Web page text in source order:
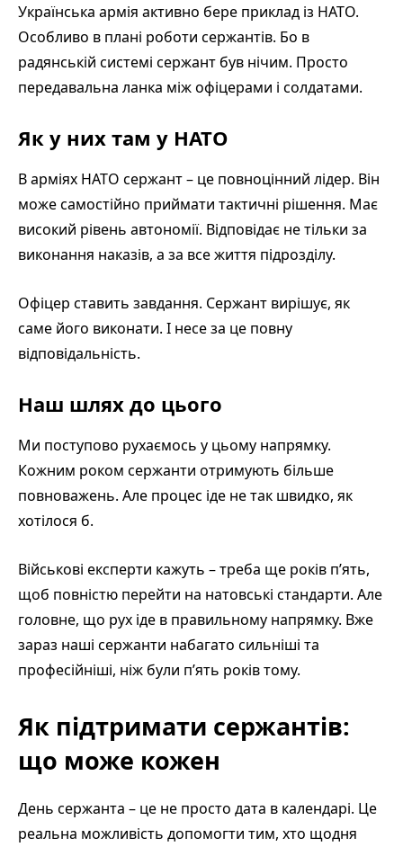
Українська армія активно бере приклад із НАТО.
Особливо в плані роботи сержантів. Бо в
радянській системі сержант був нічим. Просто
передавальна ланка між офіцерами і солдатами.
Як у них там у НАТО
В арміях НАТО сержант – це повноцінний лідер. Він
може самостійно приймати тактичні рішення. Має
високий рівень автономії. Відповідає не тільки за
виконання наказів, а за все життя підрозділу.
Офіцер ставить завдання. Сержант вирішує, як
саме його виконати. І несе за це повну
відповідальність.
Наш шлях до цього
Ми поступово рухаємось у цьому напрямку.
Кожним роком сержанти отримують більше
повноважень. Але процес іде не так швидко, як
хотілося б.
Військові експерти кажуть – треба ще років п’ять,
щоб повністю перейти на натовські стандарти. Але
головне, що рух іде в правильному напрямку. Вже
зараз наші сержанти набагато сильніші та
професійніші, ніж були п’ять років тому.
Як підтримати сержантів:
що може кожен
День сержанта – це не просто дата в календарі. Це
реальна можливість допомогти тим, хто щодня